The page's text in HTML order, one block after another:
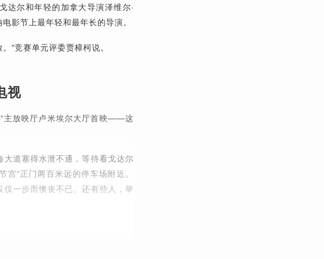
尔和年轻的加拿大导演泽维尔·
影节上最年轻和最年长的导演。
”竞赛单元评委贾樟柯说。
视
主放映厅卢米埃尔大厅首映——这
道塞得水泄不通，等待看戈达尔
”正门两百米远的停车场附近。
一步而懊丧不已。还有些人，举